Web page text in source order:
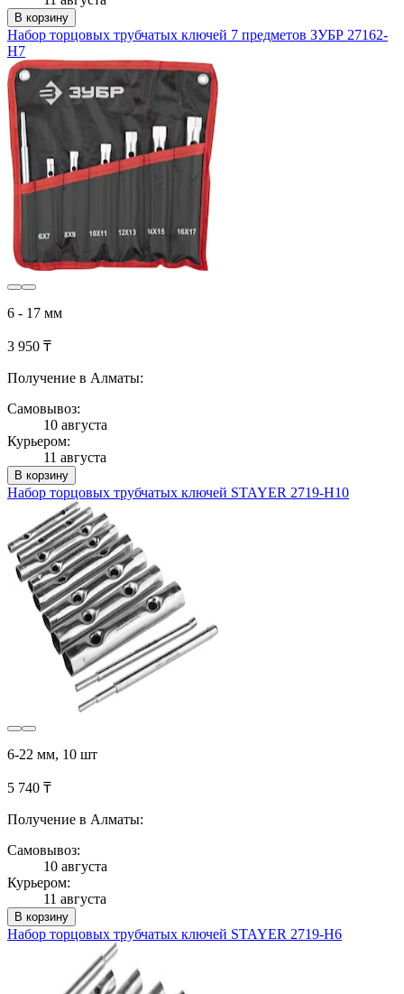
В корзину
Набор торцовых трубчатых ключей 7 предметов ЗУБР 27162-
H7
6 - 17 мм
3 950 ₸
Получение в Алматы:
Самовывоз:
10 августа
Курьером:
11 августа
В корзину
Набор торцовых трубчатых ключей STAYER 2719-H10
6-22 мм, 10 шт
5 740 ₸
Получение в Алматы:
Самовывоз:
10 августа
Курьером:
11 августа
В корзину
Набор торцовых трубчатых ключей STAYER 2719-H6